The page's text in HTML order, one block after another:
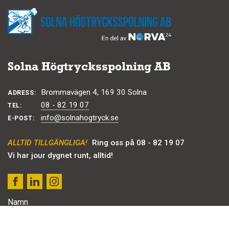
Solna Högtrycksspolning AB
ADRESS: Brommavägen 4, 169 30 Solna
TEL: 08 - 82 19 07
E-POST: info@solnahogtryck.se
ALLTID TILLGÄNGLIGA! Ring oss på 08 - 82 19 07
Vi har jour dygnet runt, alltid!